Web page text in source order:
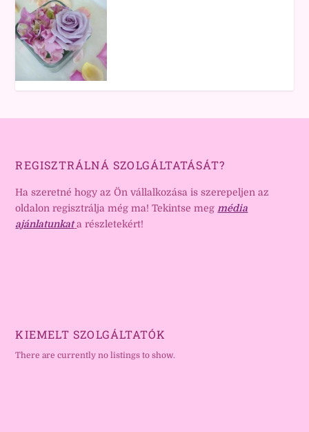
REGISZTRÁLNÁ SZOLGÁLTATÁSÁT?
Ha szeretné hogy az Ön vállalkozása is szerepeljen az
oldalon regisztrálja még ma! Tekintse meg média
ajánlatunkat a részletekért!
KIEMELT SZOLGÁLTATÓK
There are currently no listings to show.